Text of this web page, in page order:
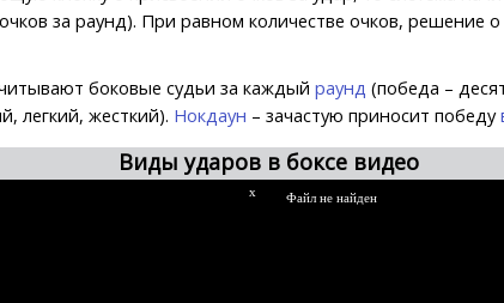
за раунд). При равном количестве очков, решение
боковые судьи за каждый раунд (победа –
легкий, жесткий). Нокдаун – зачастую приносит победу
Виды ударов в боксе видео
x Файл не найден